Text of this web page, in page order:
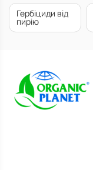
Гербіциди від
пирію